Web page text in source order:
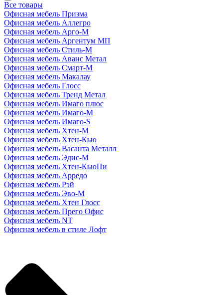
Все товары
Офисная мебель Призма
Офисная мебель Аллегро
Офисная мебель Арго-М
Офисная мебель Аргентум МП
Офисная мебель Стиль-М
Офисная мебель Аванс Метал
Офисная мебель Смарт-М
Офисная мебель Макалау
Офисная мебель Глосс
Офисная мебель Тренд Метал
Офисная мебель Имаго плюс
Офисная мебель Имаго-М
Офисная мебель Имаго-S
Офисная мебель Хтен-M
Офисная мебель Хтен-Кью
Офисная мебель Васанта Металл
Офисная мебель Эдис-M
Офисная мебель Хтен-КьюПи
Офисная мебель Арредо
Офисная мебель Рэй
Офисная мебель Эво-M
Офисная мебель Хтен Глосс
Офисная мебель Прего Офис
Офисная мебель NT
Офисная мебель в стиле Лофт